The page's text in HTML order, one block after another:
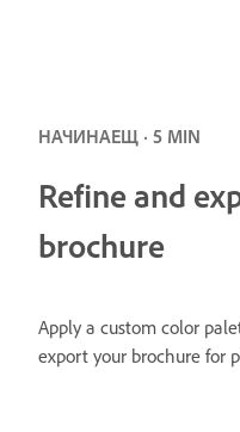
НАЧИНАЕЩ · 5 MIN
Refine and
brochure
Apply a custom color
export your brochure for